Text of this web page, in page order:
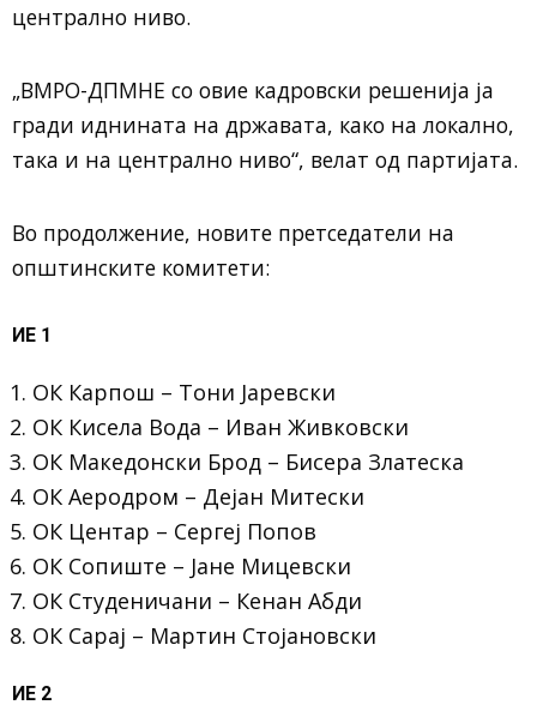
централно ниво.
„ВМРО-ДПМНЕ со овие кадровски решенија ја
гради иднината на државата, како на локално,
така и на централно ниво“, велат од партијата.
Во продолжение, новите претседатели на
општинските комитети:
ИЕ 1
ОК Карпош – Тони Јаревски
ОК Кисела Вода – Иван Живковски
ОК Македонски Брод – Бисера Златеска
ОК Аеродром – Дејан Митески
ОК Центар – Сергеј Попов
ОК Сопиште – Јане Мицевски
ОК Студеничани – Кенан Абди
ОК Сарај – Мартин Стојановски
ИЕ 2